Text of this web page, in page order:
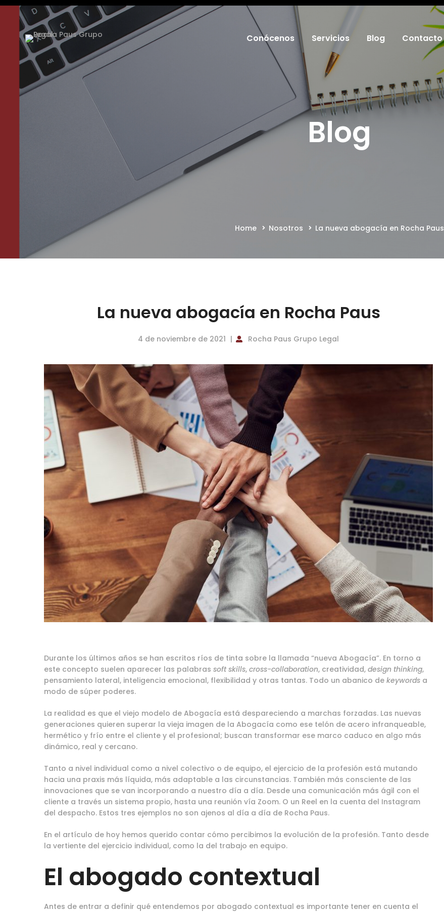
Conócenos Servicios Blog Contacto
Blog
Home Nosotros La nueva abogacía en Rocha Paus
La nueva abogacía en Rocha Paus
4 de noviembre de 2021 Rocha Paus Grupo Legal
Durante los últimos años se han escritos ríos de tinta sobre la llamada “nueva Abogacía”. En torno a
este concepto suelen aparecer las palabras soft skills, cross-collaboration, creatividad, design thinking,
pensamiento lateral, inteligencia emocional, flexibilidad y otras tantas. Todo un abanico de keywords a
modo de súper poderes.
La realidad es que el viejo modelo de Abogacía está despareciendo a marchas forzadas. Las nuevas
generaciones quieren superar la vieja imagen de la Abogacía como ese telón de acero infranqueable,
hermético y frío entre el cliente y el profesional; buscan transformar ese marco caduco en algo más
dinámico, real y cercano.
Tanto a nivel individual como a nivel colectivo o de equipo, el ejercicio de la profesión está mutando
hacia una praxis más líquida, más adaptable a las circunstancias. También más consciente de las
innovaciones que se van incorporando a nuestro día a día. Desde una comunicación más ágil con el
cliente a través un sistema propio, hasta una reunión vía Zoom. O un Reel en la cuenta del Instagram
del despacho. Estos tres ejemplos no son ajenos al día a día de Rocha Paus.
En el artículo de hoy hemos querido contar cómo percibimos la evolución de la profesión. Tanto desde
la vertiente del ejercicio individual, como la del trabajo en equipo.
El abogado contextual
Antes de entrar a definir qué entendemos por abogado contextual es importante tener en cuenta el